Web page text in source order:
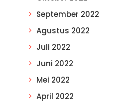
September 2022
Agustus 2022
Juli 2022
Juni 2022
Mei 2022
April 2022